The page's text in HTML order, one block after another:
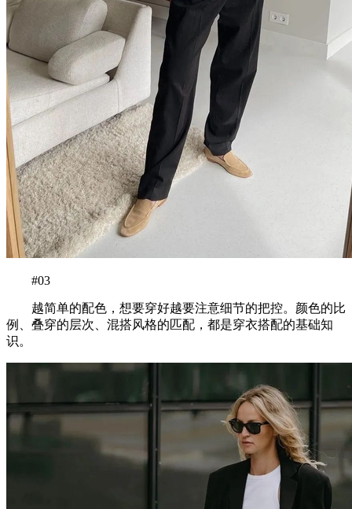
#03
越简单的配色，想要穿好越要注意细节的把控。颜色的比
例、叠穿的层次、混搭风格的匹配，都是穿衣搭配的基础知
识。